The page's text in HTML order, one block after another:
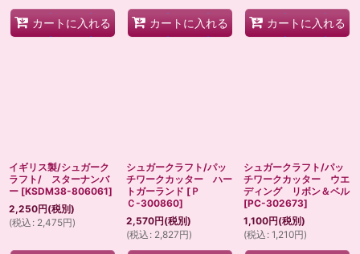
カートに入れる カートに入れる カートに入れる
イギリス製/シュガーク
ラフト/ スターナンバ
ー [KSDM38-806061]
2,250円(税別)
(税込 : 2,475円)
シュガークラフト/パッ
チワークカッター ハー
トガーランド [Ｐ
Ｃ-300860]
2,570円(税別)
(税込 : 2,827円)
シュガークラフト/パッ
チワークカッター ウエ
ディング リボン＆ベル
[PC-302673]
1,100円(税別)
(税込 : 1,210円)